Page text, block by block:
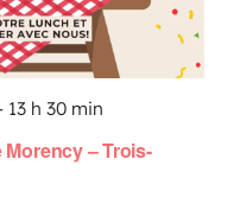
– Trois-
13 h 30 min